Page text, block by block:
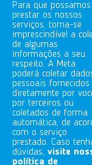
Para que possamos
prestar os nossos
serviços, torna-se
imprescindível a
de algumas
informações a seu
respeito. A Meta
poderá coletar
pessoais fornecidos
diretamente por
por terceiros ou
coletados de forma
automática, de
com o serviço
prestado. Caso
dúvidas, visite
política de